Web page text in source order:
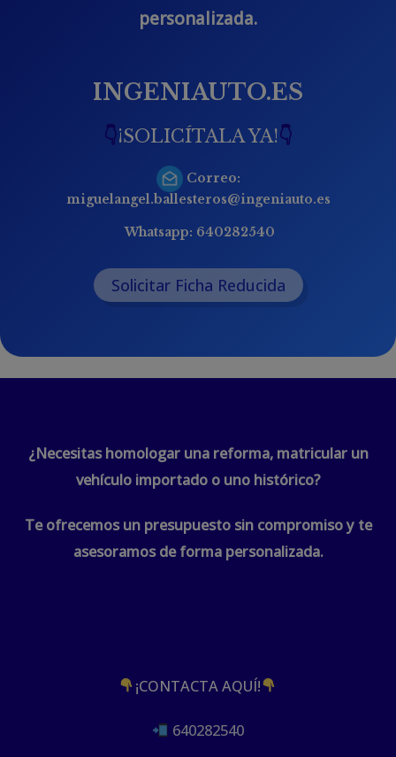
personalizada.
INGENIAUTO.ES
👇¡SOLICÍTALA YA!👇
Correo:
miguelangel.ballesteros@ingeniauto.es
Whatsapp: 640282540
Solicitar Ficha Reducida
¿Necesitas homologar una reforma, matricular un
vehículo importado o uno histórico?
Te ofrecemos un presupuesto sin compromiso y te
asesoramos de forma personalizada.
¡CONTACTA AQUÍ!
640282540